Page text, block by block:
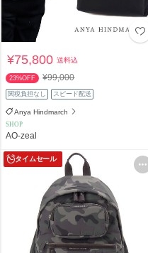
¥75,800送料込
23%OFF ¥99,000
関税負担なし スピード配送
Anya Hindmarch
SHOP
AO-zeal
タイムセール